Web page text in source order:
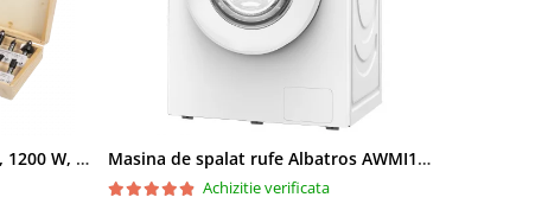
Freza lemn ProCraft POB1700, 1200 W, 2600 Rpm cu 12 freze pentru lemn incluse in pachet Masina de spalat rufe Albatros AWMI14125 12 kg 1400 rpm Motor Inverter Clasa A 20% Spalare cu abur Alb
Achizitie verificata